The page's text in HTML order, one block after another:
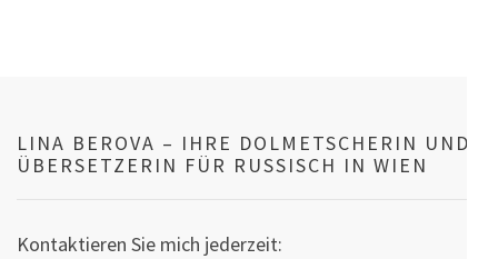
LINA BEROVA – IHRE DOLMETSCHERIN UND
ÜBERSETZERIN FÜR RUSSISCH IN WIEN
Kontaktieren Sie mich jederzeit: